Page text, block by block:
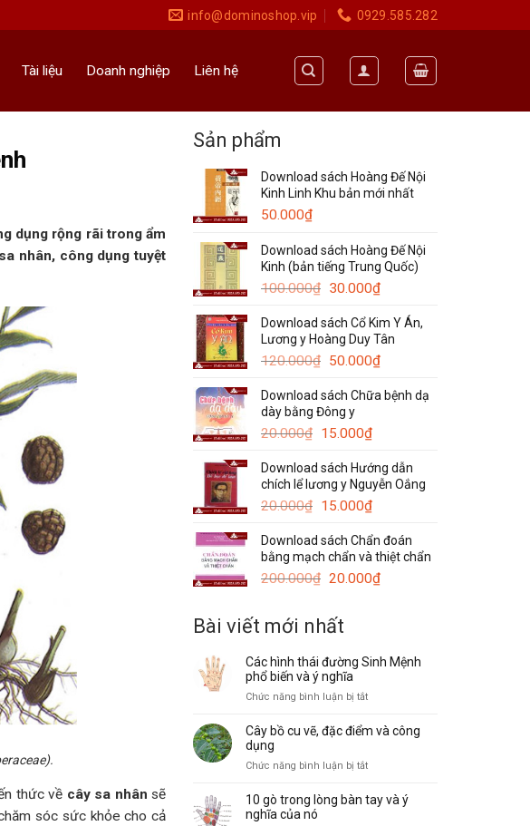
info@dominoshop.vip 0929.585.282
Tài liệu Doanh nghiệp Liên hệ
dụng rộng rãi trong ẩm
nhân, công dụng tuyệt
thức về cây sa nhân sẽ
sóc sức khỏe cho cả
Sản phẩm
Download sách Hoàng Đế Nội
Kinh Linh Khu bản mới nhất
50.000₫
Download sách Hoàng Đế Nội
Kinh (bản tiếng Trung Quốc)
100.000₫ Giá
là:
100.000₫.
30.000₫Giá
tại
là:
30.000₫.
Download sách Cổ Kim Y Án,
Lương y Hoàng Duy Tân
120.000₫ Giá
là:
120.000₫.
50.000₫Giá
tại
Download sách Chữa bệnh dạ
dày bằng Đông y
20.000₫ Giá
là:
20.000₫.
15.000₫Giá
tại
là:
15.000₫.
Download sách Hướng dẫn
chích lể lương y Nguyễn Oắng
20.000₫ Giá
là:
20.000₫.
15.000₫Giá
tại
là:
15.000₫.
Download sách Chẩn đoán
bằng mạch chẩn và thiệt chẩn
200.000₫ Giá
là:
200.000₫.
20.000₫Giá
Bài viết mới nhất
Các hình thái đường Sinh Mệnh
phổ biến và ý nghĩa
Chức năng bình luận bị tắtở
hình
phổ
Cây bồ cu vẽ, đặc điểm và công
dụng
Chức năng bình luận bị tắtở
bồ
10 gò trong lòng bàn tay và ý
nghĩa của nó